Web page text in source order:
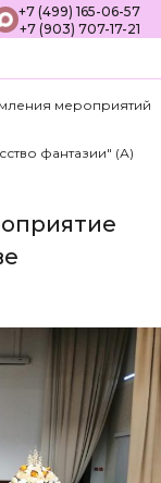
+7 (499) 165-06-57
+7 (903) 707-17-21
мероприятий
фантазии" (А)